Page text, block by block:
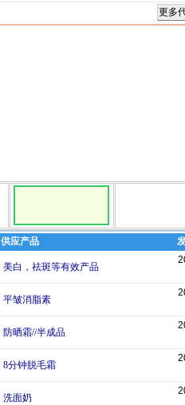
供应产品
美白，祛斑等有效产品
平皱消脂素
防晒霜//半成品
8分钟脱毛霜
洗面奶